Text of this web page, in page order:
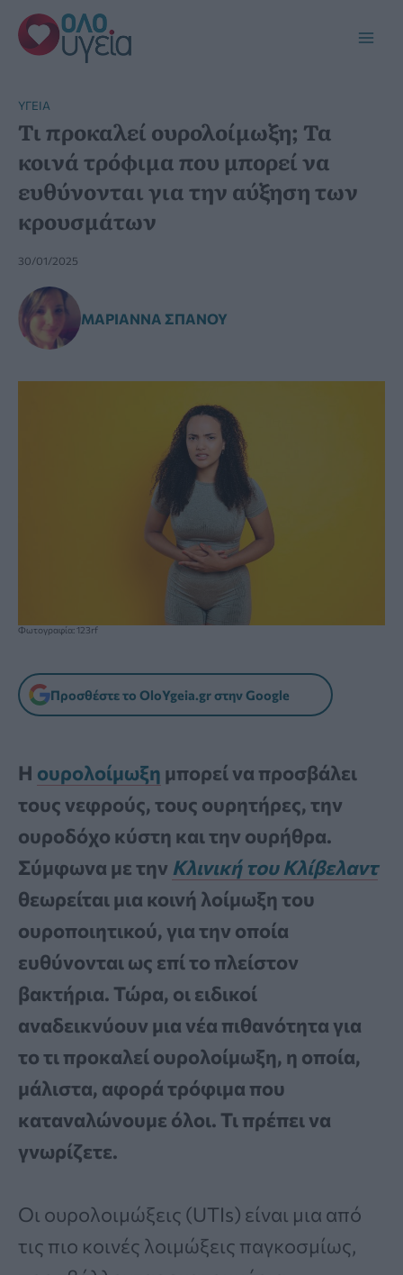
Μετάβαση
στο
περιεχόμενο
YΓΕΊΑ
Τι προκαλεί ουρολοίμωξη; Τα
κοινά τρόφιμα που μπορεί να
ευθύνονται για την αύξηση των
κρουσμάτων
30/01/2025
ΜΑΡΙΆΝΝΑ ΣΠΑΝΟΎ
Φωτογραφία: 123rf
Προσθέστε το OloYgeia.gr στην Google
Η ουρολοίμωξη μπορεί να προσβάλει
τους νεφρούς, τους ουρητήρες, την
ουροδόχο κύστη και την ουρήθρα.
Σύμφωνα με την Κλινική του Κλίβελαντ
θεωρείται μια κοινή λοίμωξη του
ουροποιητικού, για την οποία
ευθύνονται ως επί το πλείστον
βακτήρια. Τώρα, οι ειδικοί
αναδεικνύουν μια νέα πιθανότητα για
το τι προκαλεί ουρολοίμωξη, η οποία,
μάλιστα, αφορά τρόφιμα που
καταναλώνουμε όλοι. Τι πρέπει να
γνωρίζετε.
Οι ουρολοιμώξεις (UTIs) είναι μια από
τις πιο κοινές λοιμώξεις παγκοσμίως,